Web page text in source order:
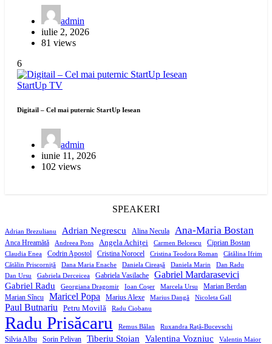
admin
iulie 2, 2026
81 views
6
StartUp TV
Digitail – Cel mai puternic StartUp Iesean
admin
iunie 11, 2026
102 views
SPEAKERI
Adrian Brezulianu Adrian Negrescu Alina Necula Ana-Maria Bostan
Anca Hreamătă Andreea Pons Angela Achiței Carmen Belcescu Ciprian Bostan
Claudia Enea Codrin Apostol Cristina Norocel Cristina Teodora Roman
Cătălina Ifrim
Cătălin Priscorniță
Dana Maria Enache Daniela Cireașă Daniela Marin
Dan Radu
Dan Ursu
Gabriela Derceicea Gabriela Vasilache Gabriel Mardarasevici
Gabriel Radu Georgiana Dragomir Ioan Coșer Marcela Ursu
Marian Berdan
Marian Sîncu
Maricel Popa Marius Alexe Marius Dangă Nicoleta Gall
Paul Butnariu Petru Movilă Radu Ciobanu
Radu Prisăcaru Remus Bălan Ruxandra Rață-Bucevschi
Silvia Albu Sorin Pelivan Tiberiu Stoian Valentina Vozniuc Valentin Maior